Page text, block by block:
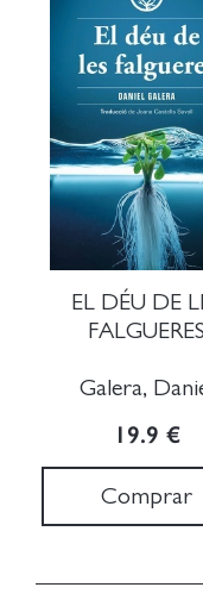
EL DÉU DE
FALGUERES
Galera,
19.9 €
Comprar